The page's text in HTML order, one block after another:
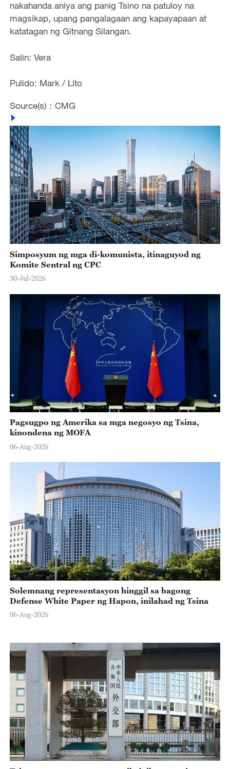
nakahanda aniya ang panig Tsino na patuloy na
magsikap, upang pangalagaan ang kapayapaan at
katatagan ng Gitnang Silangan.
Salin: Vera
Pulido: Mark / Lito
Source(s)：CMG
Simposyum ng mga di-komunista, itinaguyod ng
Komite Sentral ng CPC
30-Jul-2026
Pagsugpo ng Amerika sa mga negosyo ng Tsina,
kinondena ng MOFA
06-Aug-2026
Solemnang representasyon hinggil sa bagong
Defense White Paper ng Hapon, inilahad ng Tsina
06-Aug-2026